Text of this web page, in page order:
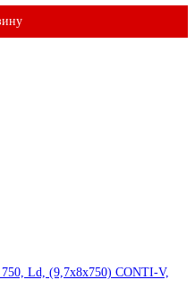
Ld, (9,7x8x750) CONTI-V,